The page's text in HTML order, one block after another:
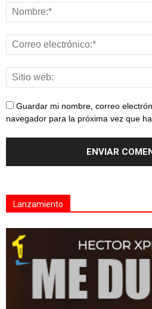
Guardar mi nombre, correo
navegador para la próxima vez que
Lanzamiento